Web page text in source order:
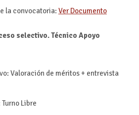
la convocatoria: Ver Documento
selectivo. Técnico Apoyo
Valoración de méritos + entrevista
Libre